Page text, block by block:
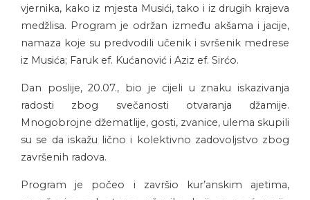
vjernika, kako iz mjesta Musići, tako i iz drugih krajeva
medžlisa. Program je održan između akšama i jacije,
namaza koje su predvodili učenik i svršenik medrese
iz Musića; Faruk ef. Kućanović i Aziz ef. Sirćo.
Dan poslije, 20.07., bio je cijeli u znaku iskazivanja
radosti zbog svečanosti otvaranja džamije.
Mnogobrojne džematlije, gosti, zvanice, ulema skupili
su se da iskažu lično i kolektivno zadovoljstvo zbog
završenih radova.
Program je počeo i završio kur’anskim ajetima,